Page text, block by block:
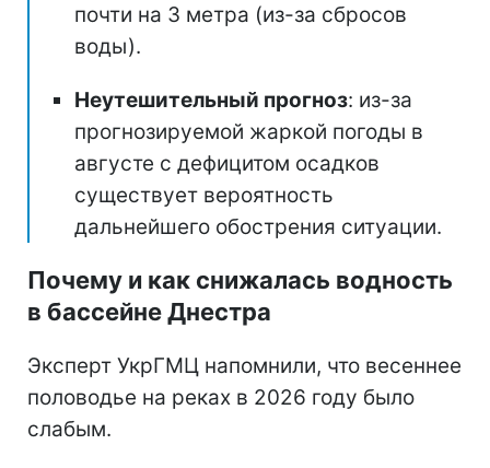
почти на 3 метра (из-за сбросов
воды).
Неутешительный прогноз: из-за
прогнозируемой жаркой погоды в
августе с дефицитом осадков
существует вероятность
дальнейшего обострения ситуации.
Почему и как снижалась водность
в бассейне Днестра
Эксперт УкрГМЦ напомнили, что весеннее
половодье на реках в 2026 году было
слабым.